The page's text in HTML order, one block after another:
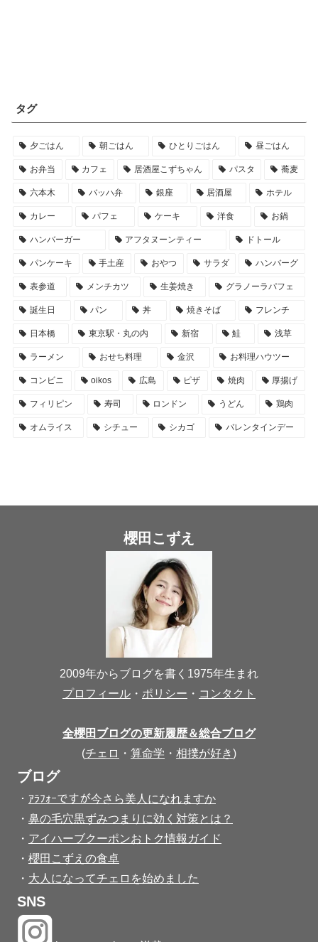
タグ
夕ごはん 朝ごはん ひとりごはん 昼ごはん
お弁当 カフェ 居酒屋こずちゃん パスタ 蕎麦
六本木 バッハ弁 銀座 居酒屋 ホテル
カレー パフェ ケーキ 洋食 お鍋
ハンバーガー アフタヌーンティー ドトール
パンケーキ 手土産 おやつ サラダ ハンバーグ
表参道 メンチカツ 生姜焼き グラノーラパフェ
誕生日 パン 丼 焼きそば フレンチ
日本橋 東京駅・丸の内 新宿 鮭 浅草
ラーメン おせち料理 金沢 お料理ハウツー
コンビニ oikos 広島 ピザ 焼肉 厚揚げ
フィリピン 寿司 ロンドン うどん 鶏肉
オムライス シチュー シカゴ バレンタインデー
櫻田こずえ
2009年からブログを書く1975年生まれ
プロフィール ・ ポリシー ・ コンタクト
全櫻田ブログの更新履歴＆総合ブログ
(チェロ ・ 算命学 ・ 相撲が好き)
ブログ
・ ｱﾗﾌｫｰですが今さら美人になれますか
・ 鼻の毛穴黒ずみつまりに効く対策とは？
・ アイハーブクーポンおトク情報ガイド
・ 櫻田こずえの食卓
・ 大人になってチェロを始めました
SNS